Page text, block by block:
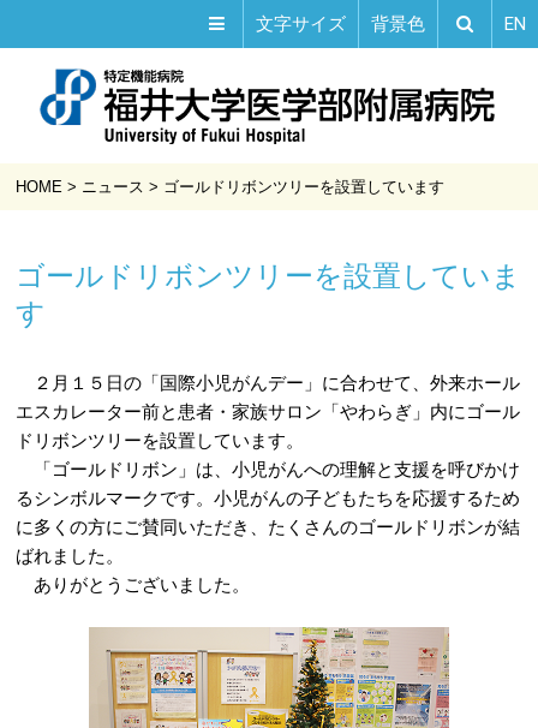
文字サイズ 背景色 EN
HOME > ニュース > ゴールドリボンツリーを設置しています
ゴールドリボンツリーを設置していま
す
２月１５日の「国際小児がんデー」に合わせて、外来ホール
エスカレーター前と患者・家族サロン「やわらぎ」内にゴール
ドリボンツリーを設置しています。
「ゴールドリボン」は、小児がんへの理解と支援を呼びかけ
るシンボルマークです。小児がんの子どもたちを応援するため
に多くの方にご賛同いただき、たくさんのゴールドリボンが結
ばれました。
ありがとうございました。